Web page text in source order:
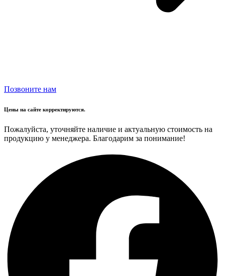
Позвоните нам
Цены на сайте корректируются.
Пожалуйста, уточняйте наличие и актуальную стоимость на
продукцию у менеджера. Благодарим за понимание!